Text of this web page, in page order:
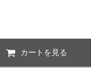
カートを見る